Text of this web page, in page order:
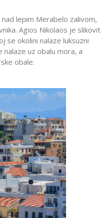
lepim Merabelo zalivom,
Agios Nikolaos je slikovit
se okolini nalaze luksuzni
uz obalu mora, a
obale.